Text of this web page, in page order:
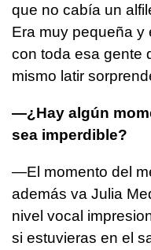
que no cabía un
Era muy pequeña y
con toda esa gente
mismo latir
—¿Hay algún
sea imperdible?
—El momento del
además va Julia
nivel vocal
si estuvieras en el